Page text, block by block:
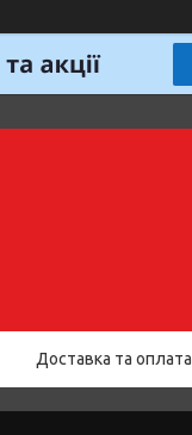
Доставка та оплата